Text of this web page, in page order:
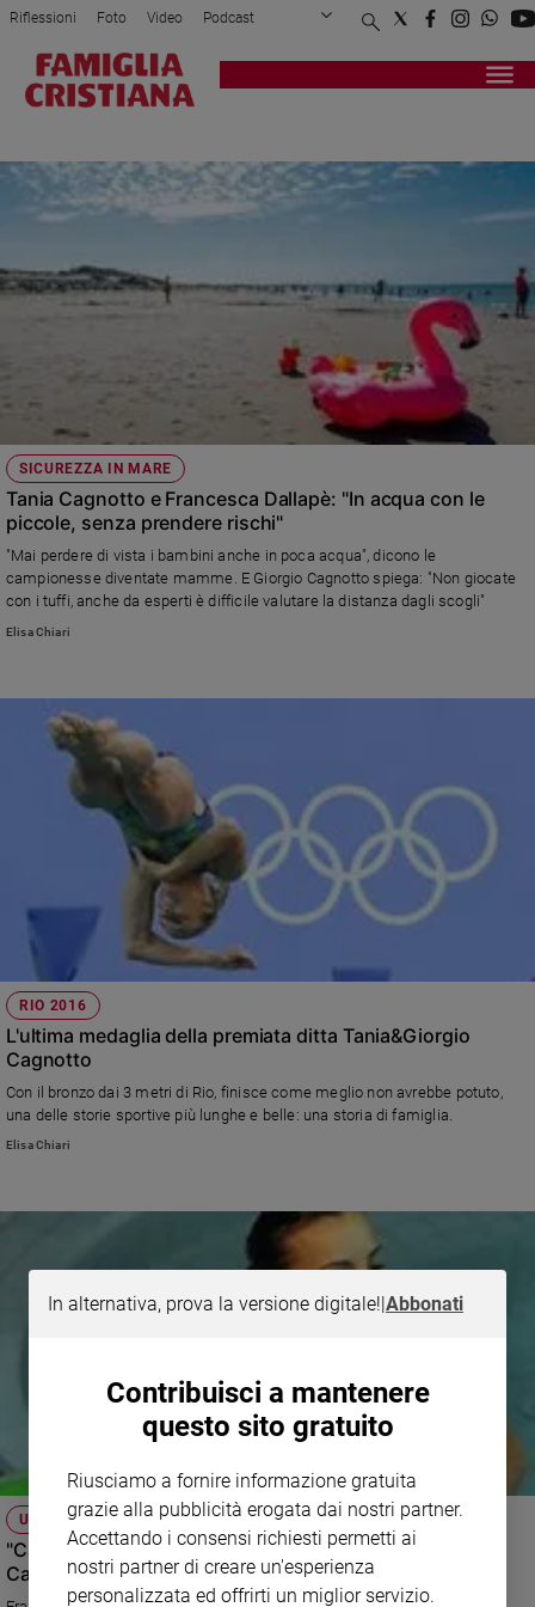
Attualità
Politica
Legalità
Papa
Papa
Chiesa
Chiesa
Fede
Devozione
Società
e
valori
Ambiente
e
Creato
Caso
inclusione
Costume
Cultura
e
spettacoli
Riflessioni Foto Video Podcast
Privacy Policy Chi siamo
Registrati Redazione
SICUREZZA IN MARE
Tania Cagnotto e Francesca Dallapè: "In acqua con le
piccole, senza prendere rischi"
"Mai perdere di vista i bambini anche in poca acqua", dicono le
campionesse diventate mamme. E Giorgio Cagnotto spiega: "Non giocate
con i tuffi, anche da esperti è difficile valutare la distanza dagli scogli"
Elisa Chiari
RIO 2016
L'ultima medaglia della premiata ditta Tania&Giorgio
Cagnotto
Con il bronzo dai 3 metri di Rio, finisce come meglio non avrebbe potuto,
una delle storie sportive più lunghe e belle: una storia di famiglia.
Elisa Chiari
UN TUFFO NELL'ORO
"Cara Tania, hai superato tuo padre", parola di Giorgio
Cagnotto
In alternativa, prova la versione digitale!|Abbonati
Contribuisci a mantenere
questo sito gratuito
Riusciamo a fornire informazione gratuita
grazie alla pubblicità erogata dai nostri partner.
Accettando i consensi richiesti permetti ai
nostri partner di creare un'esperienza
personalizzata ed offrirti un miglior servizio.